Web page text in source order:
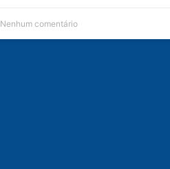
Nenhum comentário